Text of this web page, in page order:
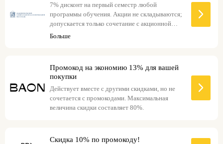
7% дисконт на первый семестр любой
программы обучения. Акции не складываются;
допускается только сочетание с акционной
ценой на сайте.
Больше
Промокод на экономию 13% для вашей
покупки
Действует вместе с другими скидками, но не
сочетается с промокодами. Максимальная
величина скидки составляет 80%.
Скидка 10% по промокоду!